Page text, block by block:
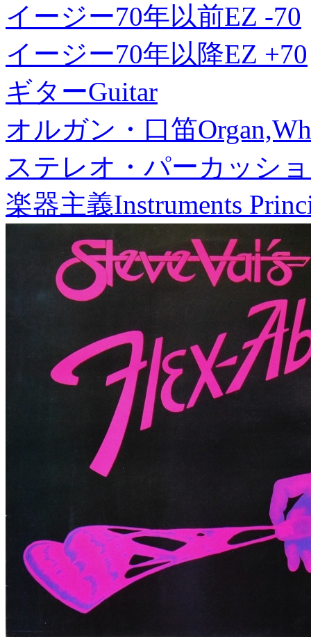
イージー70年以前EZ -70
イージー70年以降EZ +70
ギターGuitar
オルガン・口笛
ステレオ・パーカッシ
楽器主義Instruments